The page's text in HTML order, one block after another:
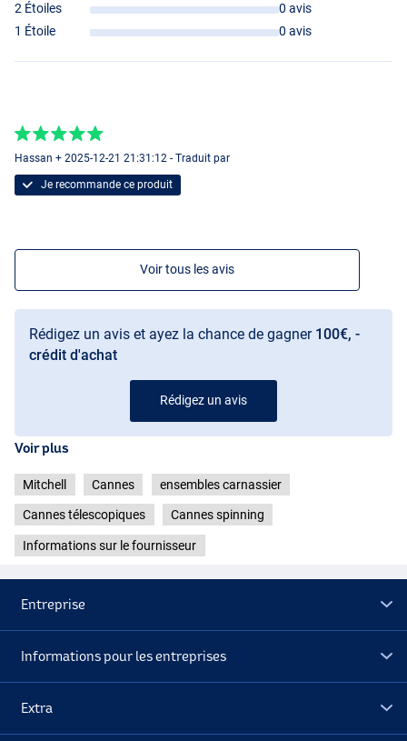
2 Étoiles
0 avis
1 Étoile
0 avis
Hassan + 2025-12-21 21:31:12 - Traduit par
Je recommande ce produit
Voir tous les avis
Rédigez un avis et ayez la chance de gagner 100€, -
crédit d'achat
Rédigez un avis
Voir plus
Mitchell Cannes ensembles carnassier
Cannes télescopiques Cannes spinning
Informations sur le fournisseur
Entreprise
Informations pour les entreprises
Extra